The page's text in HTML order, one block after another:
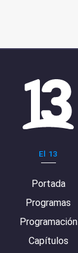
El 13
Portada
Programas
Programación
Capítulos